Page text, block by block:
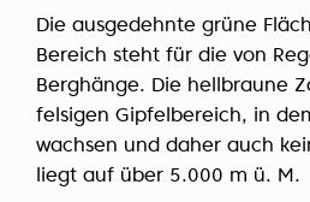
Die ausgedehnte grüne
Bereich steht für die von
Berghänge. Die hellbraune
felsigen Gipfelbereich, in
wachsen und daher auch
liegt auf über 5.000 m ü. M.